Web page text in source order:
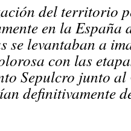
del territorio
en la España
se levantaban a
con las
Sepulcro junto
definitivamente